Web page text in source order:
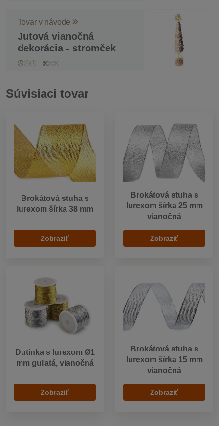
Tovar v návode
Jutová vianočná
dekorácia - stromček
Súvisiaci tovar
Brokátová stuha s
lurexom šírka 38 mm
Zobraziť
Brokátová stuha s
lurexom šírka 25 mm
vianočná
Zobraziť
Dutinka s lurexom Ø1
mm guľatá, vianočná
Zobraziť
Brokátová stuha s
lurexom šírka 15 mm
vianočná
Zobraziť